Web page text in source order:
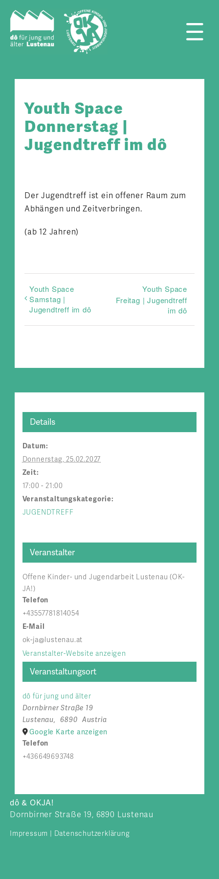
Inhalt
springen
Youth Space
Donnerstag |
Jugendtreff im dô
Der Jugendtreff ist ein offener Raum zum
Abhängen und Zeitverbringen.
(ab 12 Jahren)
Youth Space
Samstag |
Jugendtreff im dô
Youth Space
Freitag | Jugendtreff
im dô
Details
Datum:
Donnerstag, 25.02.2027
Zeit:
17:00 - 21:00
Veranstaltungskategorie:
JUGENDTREFF
Veranstaltungsort
dô für jung und älter
Dornbirner Straße 19
Lustenau, 6890 Austria
Google Karte anzeigen
Telefon
+436649693748
Veranstalter
Offene Kinder- und Jugendarbeit Lustenau (OK-
JA!)
Telefon
+43557781814054
E-Mail
ok-ja@lustenau.at
Veranstalter-Website anzeigen
dô & OKJA!
Dornbirner Straße 19, 6890 Lustenau
Impressum Datenschutzerklärung